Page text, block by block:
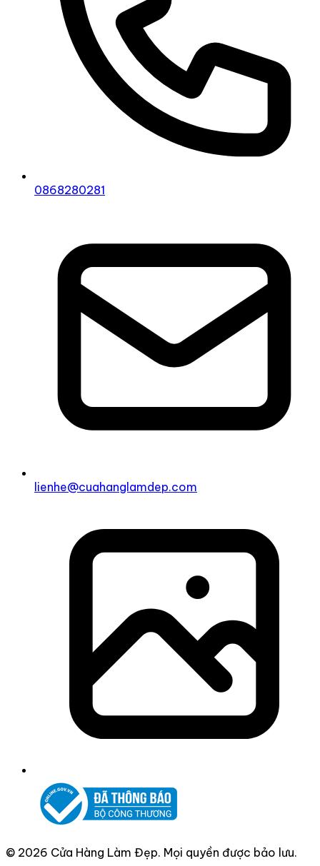
0868280281
lienhe@cuahanglamdep.com
© 2026 Cửa Hàng Làm Đẹp. Mọi quyền được bảo lưu.